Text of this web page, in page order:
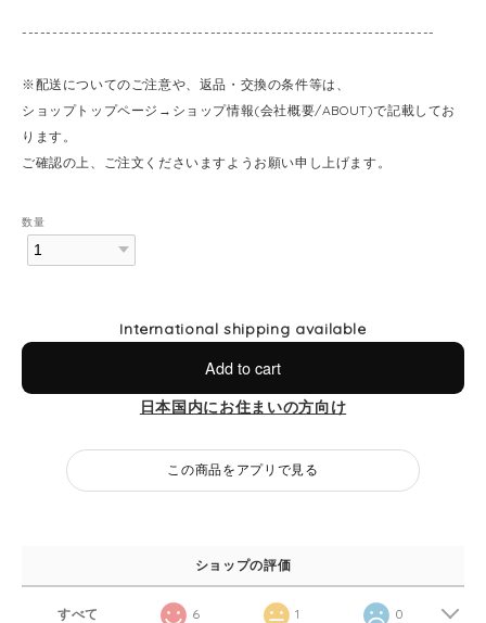
--------------------------------------------------------------------
※配送についてのご注意や、返品・交換の条件等は、
ショップトップページ→ショップ情報(会社概要/ABOUT)で記載してお
ります。
ご確認の上、ご注文くださいますようお願い申し上げます。
数量
International shipping available
Add to cart
日本国内にお住まいの方向け
この商品をアプリで見る
ショップの評価
すべて 6 1 0